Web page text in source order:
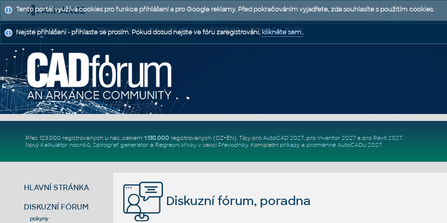
CAD FÓRUM - TIPY A TRIKY | UTILITY | DISKUZE | BLOKY | PODPORA | POMOC A RADY
Přes 123.000 registrovaných u nás, celkem 1.130.000registrovaných (CZ+EN). Tipy pro AutoCAD 2027, pro Inventor 2027a pro Revit 2027.
Nový Kalkulátor nosníků, Spirograf generátor a Regresní křivkyv sekci Převodníky. Kompletní příkazya proměnné AutoCADu 2027.
HLAVNÍ STRÁNKA
DISKUZNÍ FÓRUM
pokyny
Diskuzní fórum, poradna
Tento portál využívá cookies pro funkce přihlášení a pro Google reklamy. Před pokračováním vyjadřete, zda souhlasíte s použitím cookies.
Nejste přihlášeni - přihlaste se prosím. Pokud dosud nejste ve fóru zaregistrováni,klikněte sem..